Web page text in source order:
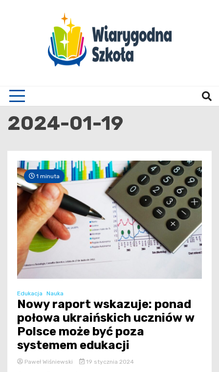
2024-01-19
1 minuta
Edukacja Nauka
Nowy raport wskazuje: ponad
połowa ukraińskich uczniów w
Polsce może być poza
systemem edukacji
Paweł Wiśniewski 19 stycznia 2024